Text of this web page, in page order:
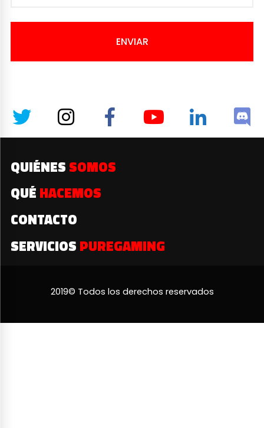
ENVIAR
QUIÉNES SOMOS
QUÉ HACEMOS
CONTACTO
SERVICIOS PUREGAMING
2019© Todos los derechos reservados